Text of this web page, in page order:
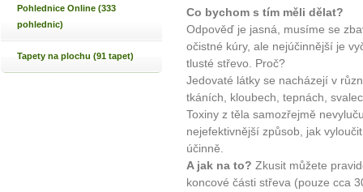
Pohlednice Online (333
pohlednic)
Tapety na plochu (91 tapet)
Co bychom s tím měli dělat?
Odpověď je jasná, musíme se
očistné kúry, ale nejúčinnější je
tlusté střevo. Proč?
Jedovaté látky se nacházejí v
tkáních, kloubech, tepnách,
Toxiny z těla samozřejmě
nejefektivnější způsob, jak
účinně.
A jak na to? Zkusit můžete
koncové části střeva (pouze cca